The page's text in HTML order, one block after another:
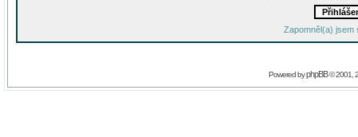
Zapomněl(a) jsem
Powered byphpBB© 2001,